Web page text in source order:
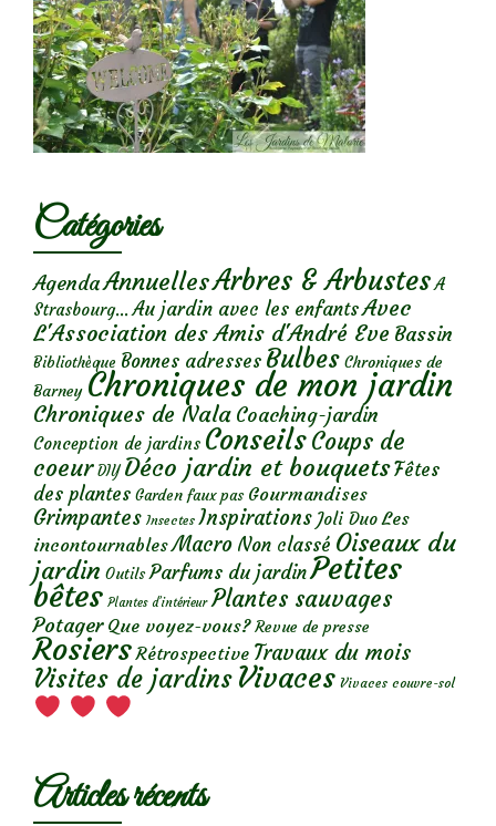
Catégories
AgendaAnnuellesArbres & Arbustes A
Strasbourg... Au jardin avec les enfantsAvec
L'Association des Amis d'André Eve Bassin
Bibliothèque Bonnes adresses Bulbes Chroniques de
Barney Chroniques de mon jardin
Chroniques de Nala Coaching-jardin
Conception de jardins ConseilsCoups de
coeur DIY Déco jardin et bouquetsFêtes
des plantes Garden faux pas Gourmandises
Grimpantes Insectes Inspirations Joli Duo Les
incontournables Macro Non classé Oiseaux du
jardin Outils Parfums du jardinPetites
bêtes Plantes d’intérieur Plantes sauvages
Potager Que voyez-vous? Revue de presse
Rosiers Rétrospective Travaux du mois
Visites de jardins Vivaces Vivaces couvre-sol
Articles récents